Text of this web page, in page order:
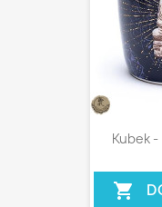
Kubek
shopping_cart